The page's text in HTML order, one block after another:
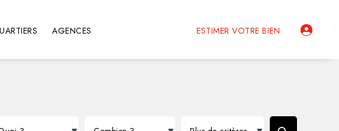
ESTIMER VOTRE BIEN
AGENCES